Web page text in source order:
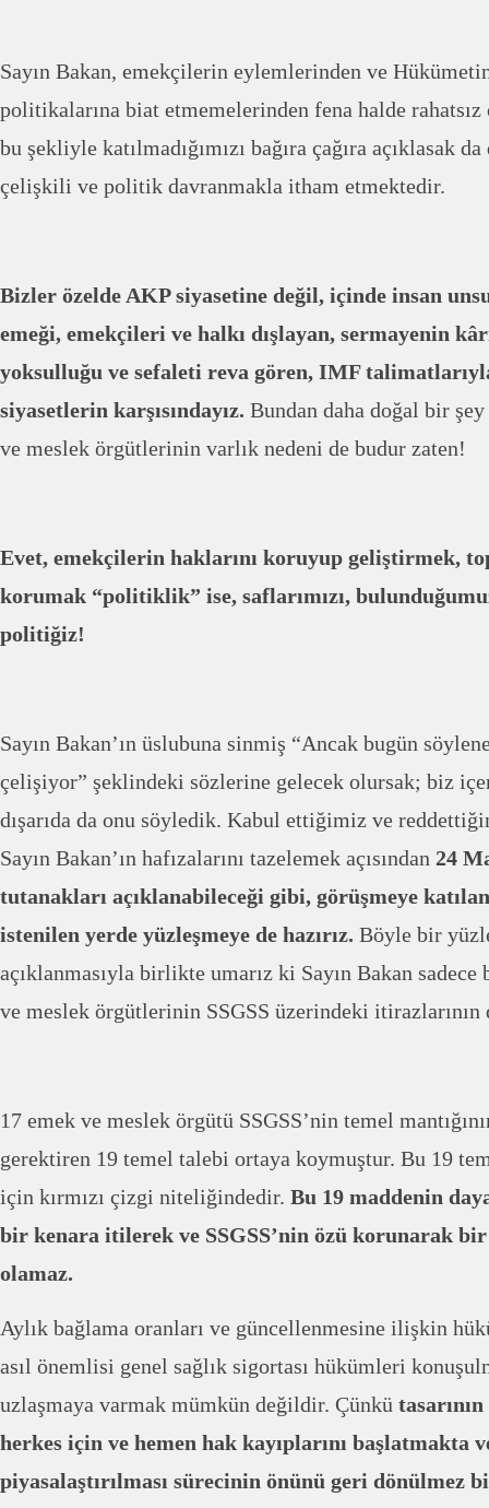
Sayın Bakan, emekçilerin eylemlerinden ve
politikalarına biat etmemelerinden fena halde
bu şekliyle katılmadığımızı bağıra çağıra açıklasak
çelişkili ve politik davranmakla itham etmektedir.
Bizler özelde AKP siyasetine değil, içinde insan
emeği, emekçileri ve halkı dışlayan, sermayenin
yoksulluğu ve sefaleti reva gören, IMF
siyasetlerin karşısındayız. Bundan daha doğal bir
ve meslek örgütlerinin varlık nedeni de budur zaten!
Evet, emekçilerin haklarını koruyup geliştirmek,
korumak “politiklik” ise, saflarımızı,
politiğiz!
Sayın Bakan’ın üslubuna sinmiş “Ancak bugün
çelişiyor” şeklindeki sözlerine gelecek olursak; biz
dışarıda da onu söyledik. Kabul ettiğimiz ve
Sayın Bakan’ın hafızalarını tazelemek açısından 24
tutanakları açıklanabileceği gibi, görüşmeye
istenilen yerde yüzleşmeye de hazırız. Böyle bir
açıklanmasıyla birlikte umarız ki Sayın Bakan
ve meslek örgütlerinin SSGSS üzerindeki itirazlarının
17 emek ve meslek örgütü SSGSS’nin temel
gerektiren 19 temel talebi ortaya koymuştur. Bu 19
için kırmızı çizgi niteliğindedir. Bu 19 maddenin
bir kenara itilerek ve SSGSS’nin özü korunarak bir
olamaz.
Aylık bağlama oranları ve güncellenmesine ilişkin
asıl önemlisi genel sağlık sigortası hükümleri
uzlaşmaya varmak mümkün değildir. Çünkü
herkes için ve hemen hak kayıplarını başlatmakta
piyasalaştırılması sürecinin önünü geri dönülmez